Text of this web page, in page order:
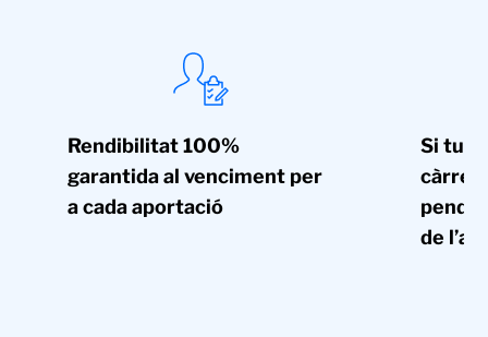
Rendibilitat 100%
garantida al venciment per
a cada aportació
Si tu
càrrec
de